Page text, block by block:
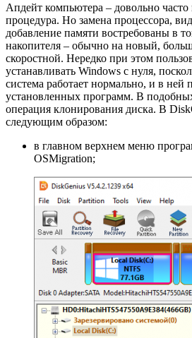
Апдейт компьютера – довольно
процедура. Но замена процессора,
добавление памяти востребованы в
накопителя – обычно на новый,
скоростной. Нередко при этом
устанавливать Windows с нуля,
система работает нормально, и в ней
установленных программ. В
операция клонирования диска. В
следующим образом:
в главном верхнем меню
OSMigration;